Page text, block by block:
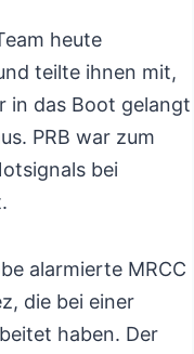
heute
teilte ihnen mit,
in das Boot gelangt
PRB war zum
bei
alarmierte MRCC
die bei einer
haben. Der